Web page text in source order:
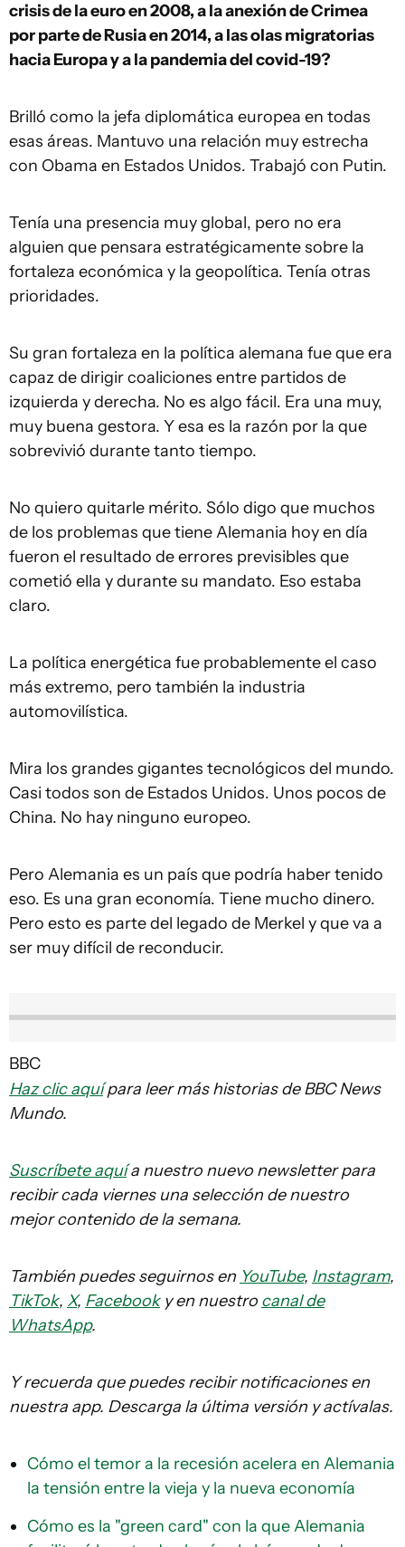
crisis de la euro en 2008, a la anexión de Crimea
por parte de Rusia en 2014, a las olas migratorias
hacia Europa y a la pandemia del covid-19?
Brilló como la jefa diplomática europea en todas
esas áreas. Mantuvo una relación muy estrecha
con Obama en Estados Unidos. Trabajó con Putin.
Tenía una presencia muy global, pero no era
alguien que pensara estratégicamente sobre la
fortaleza económica y la geopolítica. Tenía otras
prioridades.
Su gran fortaleza en la política alemana fue que era
capaz de dirigir coaliciones entre partidos de
izquierda y derecha. No es algo fácil. Era una muy,
muy buena gestora. Y esa es la razón por la que
sobrevivió durante tanto tiempo.
No quiero quitarle mérito. Sólo digo que muchos
de los problemas que tiene Alemania hoy en día
fueron el resultado de errores previsibles que
cometió ella y durante su mandato. Eso estaba
claro.
La política energética fue probablemente el caso
más extremo, pero también la industria
automovilística.
Mira los grandes gigantes tecnológicos del mundo.
Casi todos son de Estados Unidos. Unos pocos de
China. No hay ninguno europeo.
Pero Alemania es un país que podría haber tenido
eso. Es una gran economía. Tiene mucho dinero.
Pero esto es parte del legado de Merkel y que va a
ser muy difícil de reconducir.
BBC
Haz clic aquípara leer más historias de BBC News
Mundo.
Suscríbete aquía nuestro nuevo newsletter para
recibir cada viernes una selección de nuestro
mejor contenido de la semana.
También puedes seguirnos en YouTube, Instagram,
TikTok, X, Facebooky en nuestro canal de
WhatsApp.
Y recuerda que puedes recibir notificaciones en
nuestra app. Descarga la última versión y actívalas.
Cómo el temor a la recesión acelera en Alemania
la tensión entre la vieja y la nueva economía
Cómo es la "green card" con la que Alemania